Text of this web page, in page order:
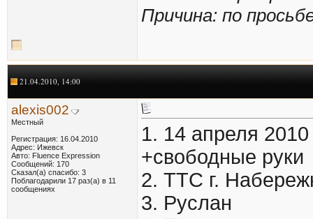
Причина: по
21.04.2010, 14:00
alexis002
Местный
Регистрация: 16.04.2010
Адрес: Ижевск
Авто: Fluence Expression
Сообщений: 170
Сказал(а) спасибо: 3
Поблагодарили 17 раз(а) в 11
сообщениях
1. 14 апреля
+свободные руки
2. ТТС г.
3. Руслан